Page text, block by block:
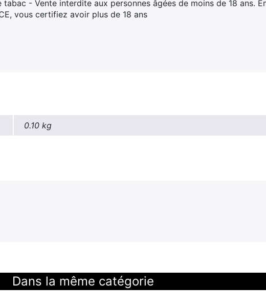
- Vente interdite aux personnes âgées de moins de 18 ans.
vous certifiez avoir plus de 18 ans
0.10 kg
Dans la même catégorie